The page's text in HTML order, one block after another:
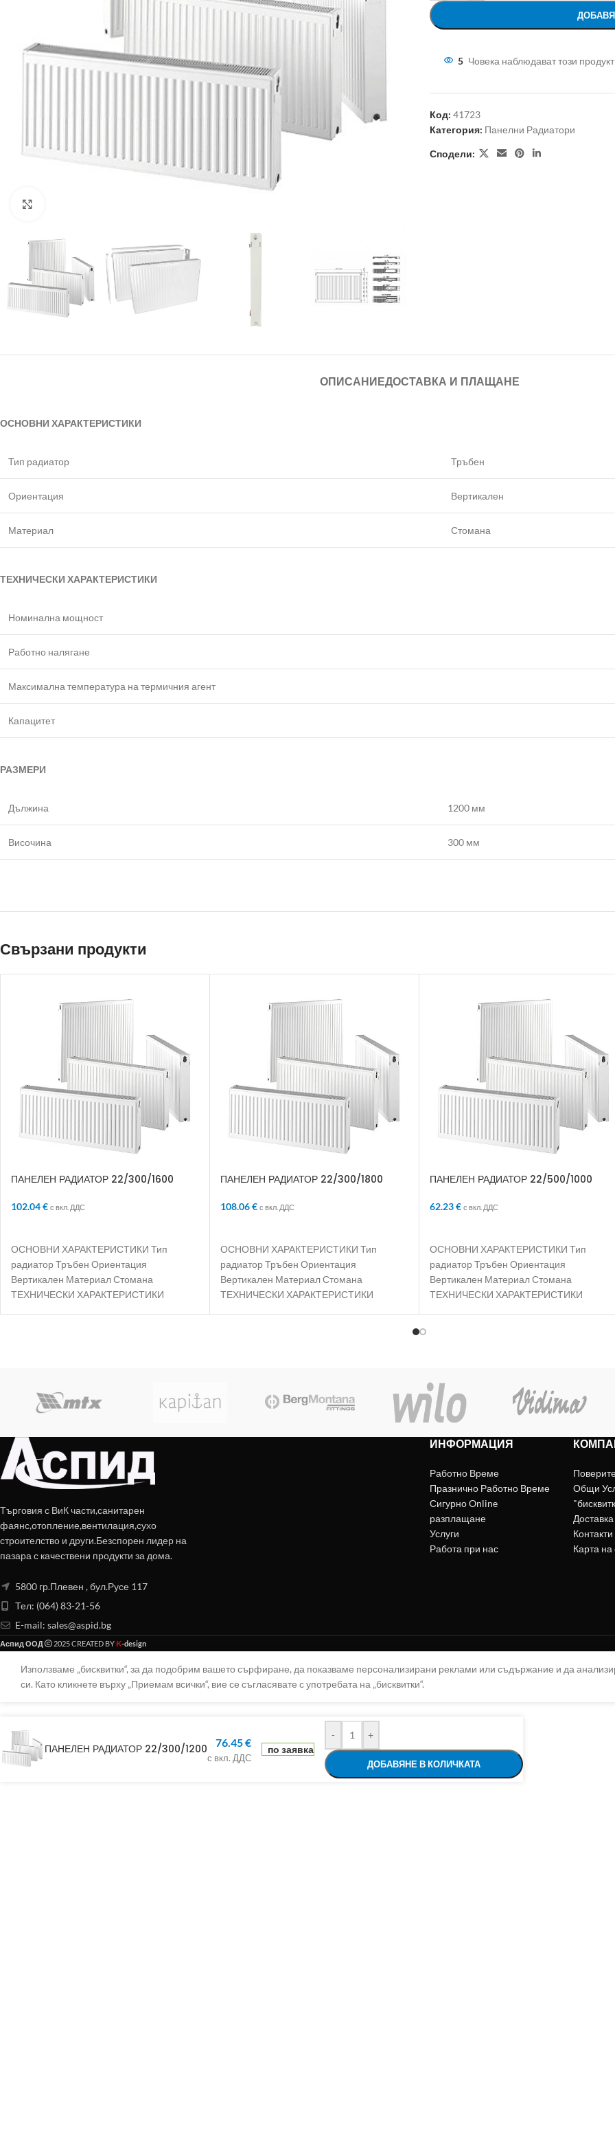
5 Човека наблюдават този продукт
Код: 41723
Категория: Панелни Радиатори
Сподели:
ОПИСАНИЕДОСТАВКА И ПЛАЩАНЕ
ОСНОВНИ ХАРАКТЕРИСТИКИ
Тип радиатор Тръбен
Ориентация Вертикален
Материал Стомана
ТЕХНИЧЕСКИ ХАРАКТЕРИСТИКИ
Номинална мощност
Работно налягане
Максимална температура на термичния агент
Капацитет
РАЗМЕРИ
Дължина 1200 мм
Височина 300 мм
Свързани продукти
ПАНЕЛЕН РАДИАТОР 22/300/1600
102.04€ с вкл. ДДС
ОСНОВНИ ХАРАКТЕРИСТИКИ Тип
радиатор Тръбен Ориентация
Вертикален Материал Стомана
ТЕХНИЧЕСКИ ХАРАКТЕРИСТИКИ
ПАНЕЛЕН РАДИАТОР 22/300/1800
108.06€ с вкл. ДДС
ОСНОВНИ ХАРАКТЕРИСТИКИ Тип
радиатор Тръбен Ориентация
Вертикален Материал Стомана
ТЕХНИЧЕСКИ ХАРАКТЕРИСТИКИ
ПАНЕЛЕН РАДИАТОР 22/500/1000
62.23€ с вкл. ДДС
ОСНОВНИ ХАРАКТЕРИСТИКИ Тип
радиатор Тръбен Ориентация
Вертикален Материал Стомана
ТЕХНИЧЕСКИ ХАРАКТЕРИСТИКИ
Търговия с ВиК части,санитарен
фаянс,отопление,вентилация,сухо
строителство и други.Безспорен лидер на
пазара с качествени продукти за дома.
5800 гр.Плевен , бул.Русе 117
Тел: (064) 83-21-56
E-mail: sales@aspid.bg
ИНФОРМАЦИЯ
Работно Време
Празнично Работно Време
Сигурно Online
разплащане
Услуги
Работа при нас
Общи
Доставка
Контакти
Карта на
Аспид ООД 2025 CREATED BY K-design
Използваме „бисквитки“, за да подобрим вашето сърфиране, да показваме персонализирани реклами или съдържание и да
си. Като кликнете върху „Приемам всички“, вие се съгласявате с употребата на „бисквитки“.
ПАНЕЛЕН РАДИАТОР 22/300/1200 76.45€
с вкл. ДДС
по заявка
- +
ДОБАВЯНЕ В КОЛИЧКАТА